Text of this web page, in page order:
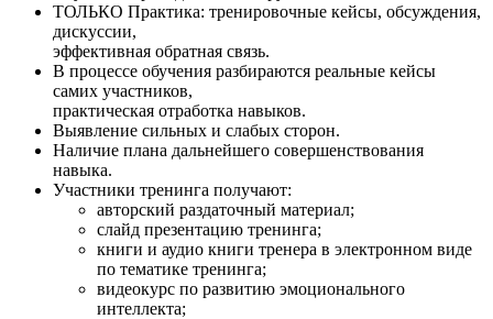
ТОЛЬКО Практика: тренировочные кейсы, обсуждения,
дискуссии,
эффективная обратная связь.
В процессе обучения разбираются реальные кейсы
самих участников,
практическая отработка навыков.
Выявление сильных и слабых сторон.
Наличие плана дальнейшего совершенствования
навыка.
Участники тренинга получают:
авторский раздаточный материал;
слайд презентацию тренинга;
книги и аудио книги тренера в электронном виде
по тематике тренинга;
видеокурс по развитию эмоционального
интеллекта;